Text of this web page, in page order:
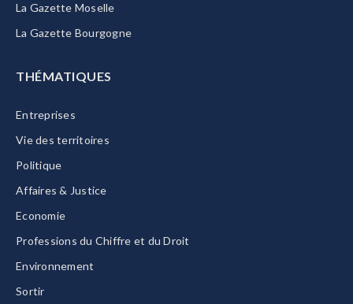
La Gazette Moselle
La Gazette Bourgogne
THÉMATIQUES
Entreprises
Vie des territoires
Politique
Affaires & Justice
Economie
Professions du Chiffre et du Droit
Environnement
Sortir